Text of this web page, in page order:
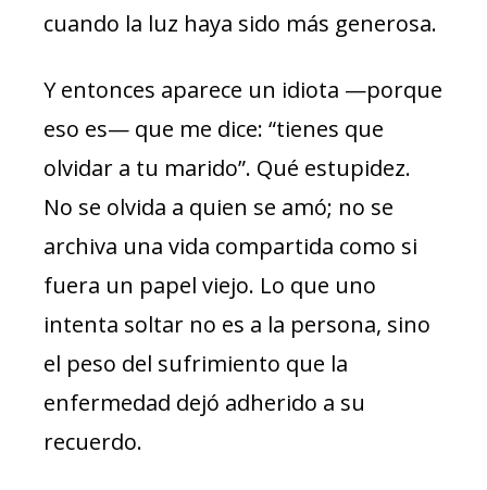
cuando la luz haya sido más generosa.
Y entonces aparece un idiota —porque
eso es— que me dice: “tienes que
olvidar a tu marido”. Qué estupidez.
No se olvida a quien se amó; no se
archiva una vida compartida como si
fuera un papel viejo. Lo que uno
intenta soltar no es a la persona, sino
el peso del sufrimiento que la
enfermedad dejó adherido a su
recuerdo.